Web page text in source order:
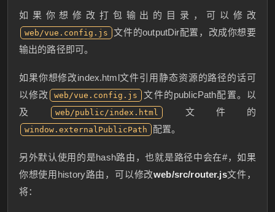
如果你想修改打包输出的目录，可以修改
web/vue.config.js
文件的outputDir配置，改成你想要
输出的路径即可。
如果你想修改index.html文件引用静态资源的路径的话可
以修改
web/vue.config.js
文件的publicPath配置。以
及
web/public/index.html 文件的
window.externalPublicPath 配置。
另外默认使用的是hash路由，也就是路径中会在#，如果
你想使用history路由，可以修改web/src/router.js文件，
将：